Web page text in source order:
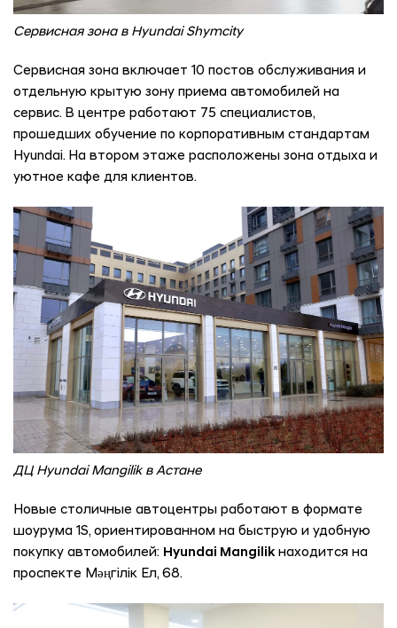
Сервисная зона в Hyundai Shymcity
Сервисная зона включает 10 постов обслуживания и
отдельную крытую зону приема автомобилей на
сервис. В центре работают 75 специалистов,
прошедших обучение по корпоративным стандартам
Hyundai. На втором этаже расположены зона отдыха и
уютное кафе для клиентов.
ДЦ Hyundai Mangilik в Астане
Новые столичные автоцентры работают в формате
шоурума 1S, ориентированном на быструю и удобную
покупку автомобилей: Hyundai Mangilikнаходится на
проспекте Мәңгілік Ел, 68.